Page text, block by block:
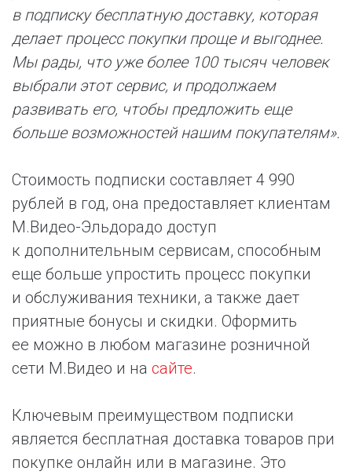
в подписку бесплатную доставку, которая
делает процесс покупки проще и выгоднее.
Мы рады, что уже более 100 тысяч человек
выбрали этот сервис, и продолжаем
развивать его, чтобы предложить еще
больше возможностей нашим покупателям».
Стоимость подписки составляет 4 990
рублей в год, она предоставляет клиентам
М.Видео-Эльдорадо доступ
к дополнительным сервисам, способным
еще больше упростить процесс покупки
и обслуживания техники, а также дает
приятные бонусы и скидки. Оформить
ее можно в любом магазине розничной
сети М.Видео и на сайте.
Ключевым преимуществом подписки
является бесплатная доставка товаров при
покупке онлайн или в магазине. Это